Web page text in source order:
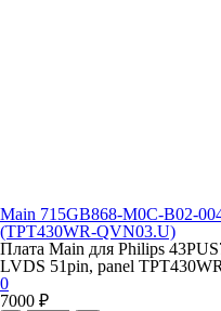
Main 715GB868-M0C-B02-
(TPT430WR-QVN03.U)
Плата Main для Philips
LVDS 51pin, panel
0
7000 ₽